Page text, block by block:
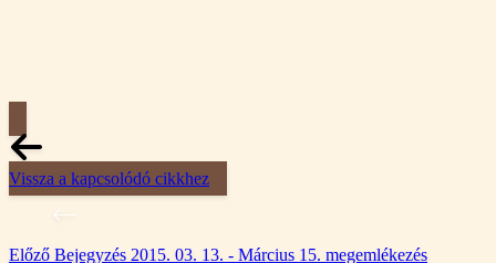
Vissza a kapcsolódó cikkhez
Előző Bejegyzés 2015. 03. 13. - Március 15. megemlékezés